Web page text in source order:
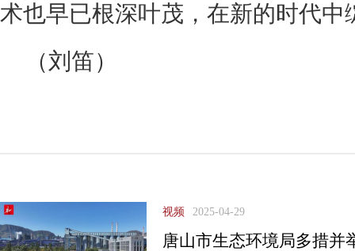
术也早已根深叶茂，在新的时代中
（刘笛）
视频 2025-04-29
唐山市生态环境局多措并